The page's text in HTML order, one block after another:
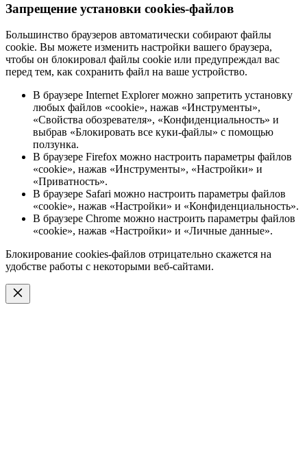
Запрещение установки cookies-файлов
Большинство браузеров автоматически собирают файлы
cookie. Вы можете изменить настройки вашего браузера,
чтобы он блокировал файлы cookie или предупреждал вас
перед тем, как сохранить файл на ваше устройство.
В браузере Internet Explorer можно запретить установку
любых файлов «cookie», нажав «Инструменты»,
«Свойства обозревателя», «Конфиденциальность» и
выбрав «Блокировать все куки-файлы» с помощью
ползунка.
В браузере Firefox можно настроить параметры файлов
«cookie», нажав «Инструменты», «Настройки» и
«Приватность».
В браузере Safari можно настроить параметры файлов
«cookie», нажав «Настройки» и «Конфиденциальность».
В браузере Chrome можно настроить параметры файлов
«cookie», нажав «Настройки» и «Личные данные».
Блокирование cookies-файлов отрицательно скажется на
удобстве работы с некоторыми веб-сайтами.